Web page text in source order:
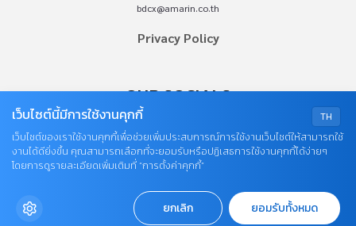
bdcx@amarin.co.th
Privacy Policy
OUR SOCIALS
© COPYRIGHT 2026
AME IMAGINATIVE COMPANY LIMITED.
TH
เว็บไซต์นี้มีการใช้งานคุกกี้
เว็บไซต์ของเราใช้งานคุกกี้เพื่อช่วยเพิ่มประสบการณ์การใช้งานเว็บไซต์ให้สามารถใช้
งานได้ดียิ่งขึ้น คุณสามารถเลือกที่จะยอมรับหรือปฏิเสธการใช้งานคุกกี้ได้ง่ายๆ
โดยการดูรายละเอียดเพิ่มเติมที่ “การตั้งค่าคุกกี้”
ยกเลิก ยอมรับทั้งหมด